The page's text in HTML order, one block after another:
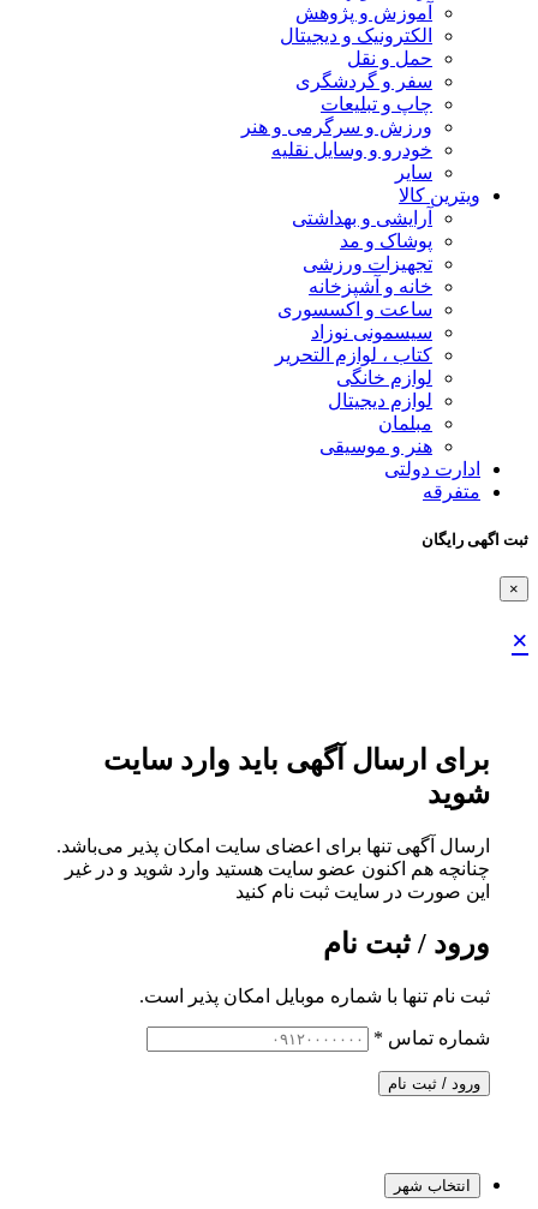
آموزش و پژوهش
الکترونیک و دیجیتال
حمل و نقل
سفر و گردشگری
چاپ و تبلیعات
ورزش و سرگرمی و هنر
خودرو و وسایل نقلیه
سایر
ویترین کالا
آرایشی و بهداشتی
پوشاک و مد
تجهیزات ورزشی
خانه و آشپزخانه
ساعت و اکسسوری
سیسمونی نوزاد
کتاب ، لوازم التحریر
لوازم خانگی
لوازم دیجیتال
مبلمان
هنر و موسیقی
ادارت دولتی
متفرقه
ثبت اگهی رایگان
×
×
برای ارسال آگهی باید وارد سایت
شوید
ارسال آگهی تنها برای اعضای سایت امکان پذیر می‌باشد.
چنانچه هم‌ اکنون عضو سایت هستید وارد شوید و در غیر
این صورت در سایت ثبت نام کنید
ورود / ثبت نام
ثبت نام تنها با شماره موبایل امکان پذیر است.
شماره تماس *
ورود / ثبت نام
انتخاب شهر